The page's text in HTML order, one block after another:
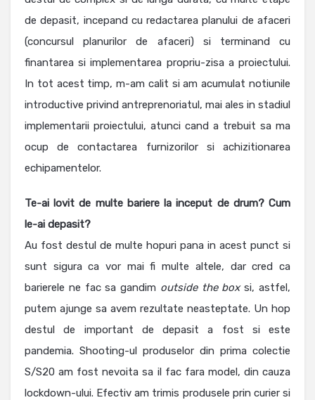
de depasit, incepand cu redactarea planului de afaceri
(concursul planurilor de afaceri) si terminand cu
finantarea si implementarea propriu-zisa a proiectului.
In tot acest timp, m-am calit si am acumulat notiunile
introductive privind antreprenoriatul, mai ales in stadiul
implementarii proiectului, atunci cand a trebuit sa ma
ocup de contactarea furnizorilor si achizitionarea
echipamentelor.
Te-ai lovit de multe bariere la inceput de drum? Cum
le-ai depasit?
Au fost destul de multe hopuri pana in acest punct si
sunt sigura ca vor mai fi multe altele, dar cred ca
barierele ne fac sa gandim outside the boxsi, astfel,
putem ajunge sa avem rezultate neasteptate. Un hop
destul de important de depasit a fost si este
pandemia. Shooting-ul produselor din prima colectie
S/S20 am fost nevoita sa il fac fara model, din cauza
lockdown-ului. Efectiv am trimis produsele prin curier si